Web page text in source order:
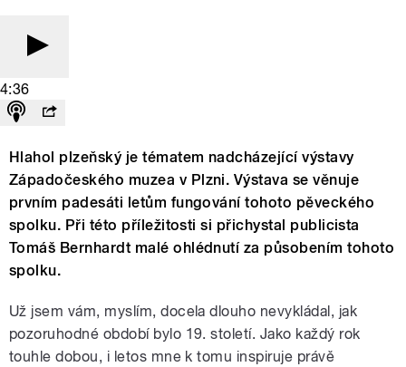
4:36
Hlahol plzeňský je tématem nadcházející výstavy
Západočeského muzea v Plzni. Výstava se věnuje
prvním padesáti letům fungování tohoto pěveckého
spolku. Při této příležitosti si přichystal publicista
Tomáš Bernhardt malé ohlédnutí za působením tohoto
spolku.
Už jsem vám, myslím, docela dlouho nevykládal, jak
pozoruhodné období bylo 19. století. Jako každý rok
touhle dobou, i letos mne k tomu inspiruje právě